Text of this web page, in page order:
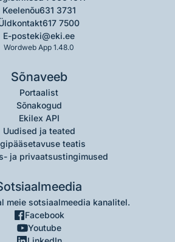
Keelenõu631 3731
617 7500
E-posteki@eki.ee
Wordweb App 1.48.0
Sõnaveeb
Portaalist
Sõnakogud
Ekilex API
Uudised ja teated
teatis
ja privaatsustingimused
meie sotsiaalmeedia kanalitel.
Facebook
Youtube